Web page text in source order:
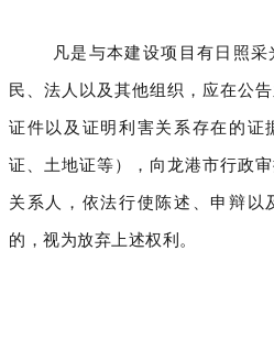
凡是与本建设项目有日照
民、法人以及其他组织，应在公
证件以及证明利害关系存在的证
证、土地证等），向龙港市行政
关系人，依法行使陈述、申辩以
的，视为放弃上述权利。